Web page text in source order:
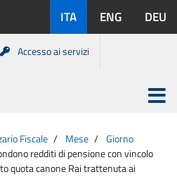
disponibili:
ITA ENG DEU
Accesso ai servizi
Apri
menu
Fiscale Mese
Giorno
redditi di pensione con vincolo
quota canone Rai trattenuta ai